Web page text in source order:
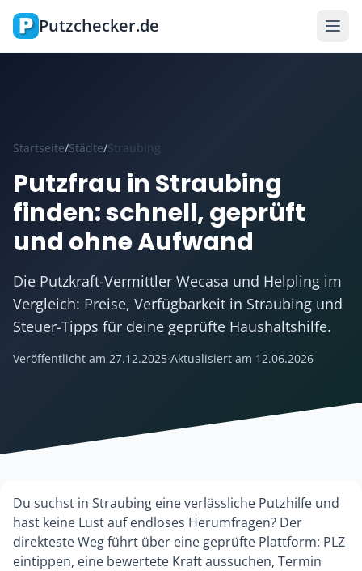
Zum Hauptinhalt springen
Putzchecker.de
Startseite/Städte/Straubing
Putzfrau in Straubing
finden: schnell, geprüft
und ohne Aufwand
Die Putzkraft-Vermittler Wecasa und Helpling im
Vergleich: Preise, Verfügbarkeit in Straubing und
Steuer-Tipps für deine geprüfte Haushaltshilfe.
Veröffentlicht am 27.12.2025·Aktualisiert am 12.06.2026
Du suchst in Straubing eine verlässliche Putzhilfe und
hast keine Lust auf endloses Herumfragen? Der
direkteste Weg führt über eine geprüfte Plattform: PLZ
eintippen, eine bewertete Kraft aussuchen, Termin